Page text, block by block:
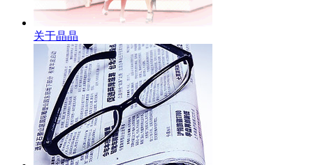
关于晶晶